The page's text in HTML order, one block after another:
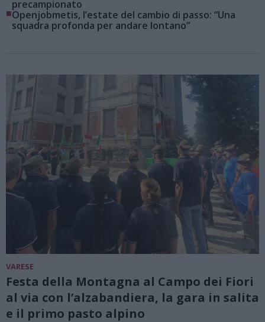
precampionato
■Openjobmetis, l’estate del cambio di passo: “Una
squadra profonda per andare lontano”
VARESE
Festa della Montagna al Campo dei Fiori
al via con l’alzabandiera, la gara in salita
e il primo pasto alpino